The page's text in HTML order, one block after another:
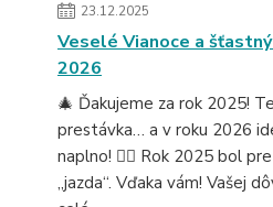
23.12.2025
Veselé Vianoce a
2026
🎄 Ďakujeme za rok 2025!
prestávka… a v roku 2026
naplno! 🚴‍♂️ Rok 2025 bol
„jazda“. Vďaka vám! Vašej